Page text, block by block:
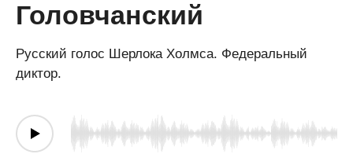
Головчанский
Русский голос Шерлока Холмса. Федеральный
диктор.